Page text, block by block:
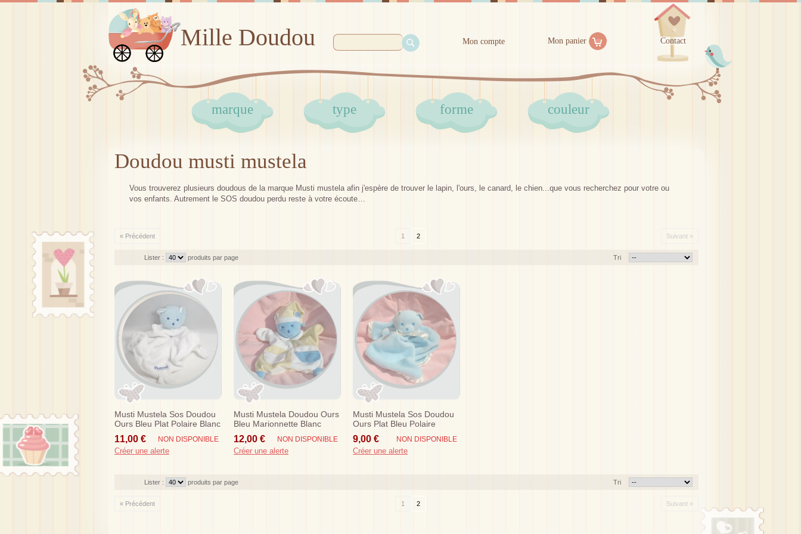
Mille Doudou Mon compte Mon panier Contact
marque type forme couleur
Doudou musti mustela
Vous trouverez plusieurs doudous de la marque Musti mustela afin j'espère de trouver le lapin, l'ours, le canard, le chien...que vous recherchez pour votre ou
vos enfants. Autrement le SOS doudou perdu reste à votre écoute…
« Précédent 1 2 Suivant »
Tri
Lister : produits par page
Musti Mustela Sos Doudou
Ours Bleu Plat Polaire Blanc
11,00 € NON DISPONIBLE
Créer une alerte
Musti Mustela Doudou Ours
Bleu Marionnette Blanc
Jaune Sos
12,00 € NON DISPONIBLE
Créer une alerte
Musti Mustela Sos Doudou
Ours Plat Bleu Polaire
Liseret
9,00 € NON DISPONIBLE
Créer une alerte
Tri
Lister : produits par page
« Précédent 1 2 Suivant »